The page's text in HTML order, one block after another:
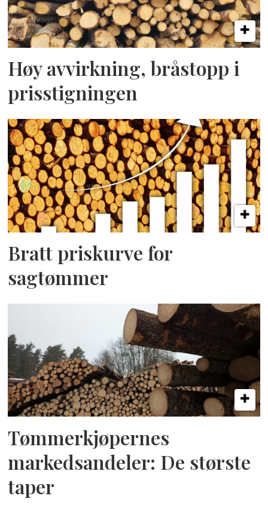
Høy avvirkning, bråstopp i
prisstigningen
Bratt priskurve for
sagtømmer
Tømmerkjøpernes
markedsandeler: De største
taper